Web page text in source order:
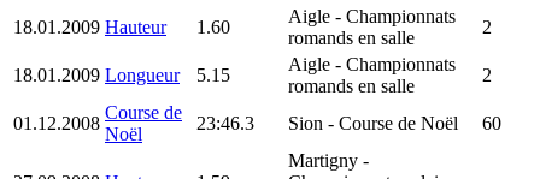
18.01.2009 Hauteur 1.60
Aigle - Championnats
romands en salle
2
18.01.2009 Longueur 5.15
Aigle - Championnats
romands en salle
2
01.12.2008
Course de
Noël
23:46.3 Sion - Course de Noël 60
Martigny -